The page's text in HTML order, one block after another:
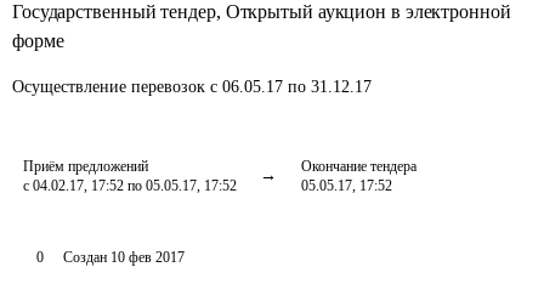
Государственный тендер, Открытый аукцион в электронной
форме
Осуществление перевозок с 06.05.17 по 31.12.17
Приём предложений
с 04.02.17, 17:52 по 05.05.17, 17:52
Окончание тендера
05.05.17, 17:52
0 Создан 10 фев 2017